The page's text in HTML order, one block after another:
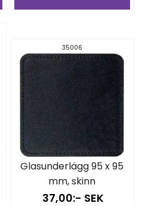
35006
Glasunderlägg 95 x 95
mm, skinn
37,00:- SEK